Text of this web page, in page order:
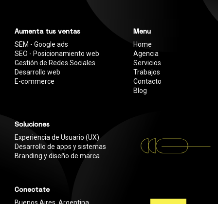
Aumenta tus ventas
SEM - Google ads
SEO - Posicionamiento web
Gestión de Redes Sociales
Desarrollo web
E-commerce
Soluciones
Experiencia de Usuario (UX)
Desarrollo de apps y sistemas
Branding y diseño de marca
Menu
Home
Agencia
Servicios
Trabajos
Contacto
Blog
Conectate